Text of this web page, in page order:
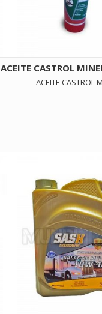
ACEITE CASTROL
ACEITE CASTROL